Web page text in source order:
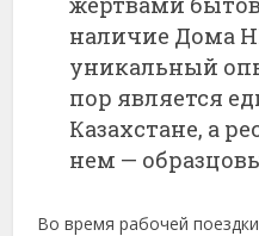
наличие Дома
уникальный
пор является
Казахстане, а
нем —
Во время рабочей